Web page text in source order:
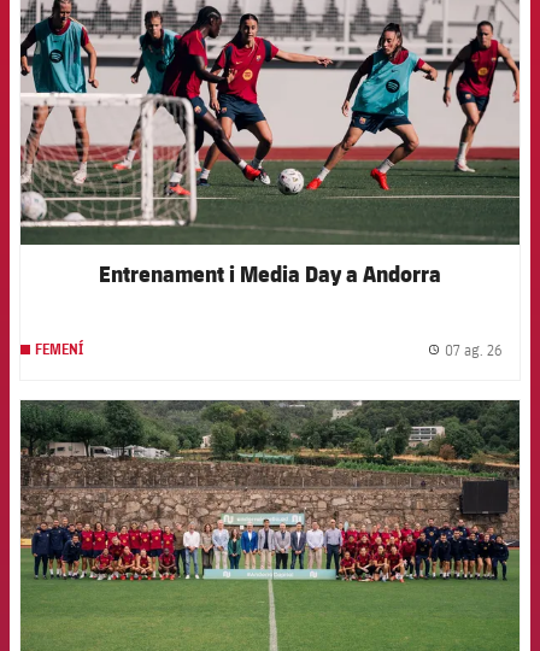
Entrenament i Media Day a Andorra
FEMENÍ 07 ag. 26
FCB Barcelona badge